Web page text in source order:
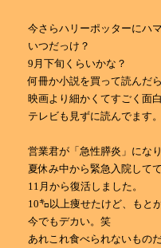
今さらハリーポッターにハ
いつだっけ？
9月下旬くらいかな？
何冊か小説を買って読んだ
映画より細かくてすごく面
テレビも見ずに読んでます
営業君が「急性膵炎」にな
夏休み中から緊急入院して
11月から復活しました。
10㌔以上痩せたけど、もと
今でもデカい。笑
あれこれ食べられないもの